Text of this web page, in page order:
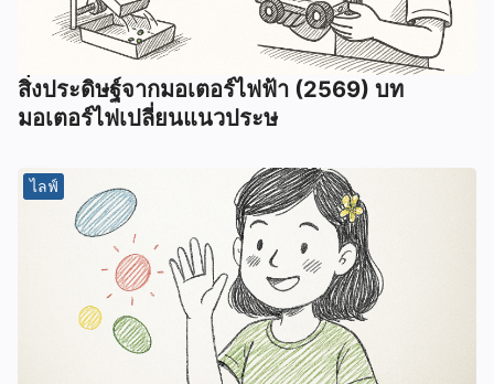
สิ่งประดิษฐ์จากมอเตอร์ไฟฟ้า (2569) บท
มอเตอร์ไฟเปลี่ยนแนวประษ
ไลฟ์